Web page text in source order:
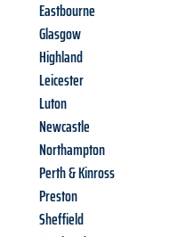
Eastbourne
Glasgow
Highland
Leicester
Luton
Newcastle
Northampton
Perth & Kinross
Preston
Sheffield